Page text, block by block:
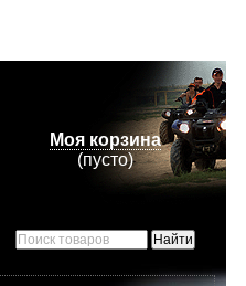
Моя корзина
(пусто)